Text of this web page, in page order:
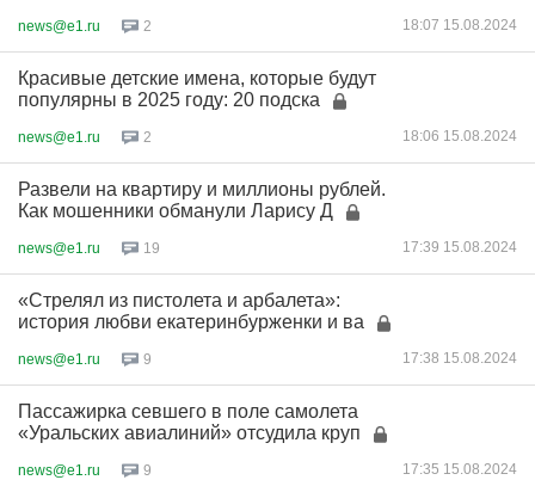
news@e1.ru 2 18:07 15.08.2024
Красивые детские имена, которые будут
популярны в 2025 году: 20 подска
news@e1.ru 2 18:06 15.08.2024
Развели на квартиру и миллионы рублей.
Как мошенники обманули Ларису Д
news@e1.ru 19 17:39 15.08.2024
«Стрелял из пистолета и арбалета»:
история любви екатеринбурженки и ва
news@e1.ru 9 17:38 15.08.2024
Пассажирка севшего в поле самолета
«Уральских авиалиний» отсудила круп
news@e1.ru 9 17:35 15.08.2024